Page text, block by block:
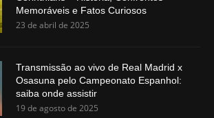
Memoráveis e Fatos Curiosos
23 de abril de 2025
Transmissão ao vivo de Real Madrid x
Osasuna pelo Campeonato Espanhol:
saiba onde assistir
19 de agosto de 2025